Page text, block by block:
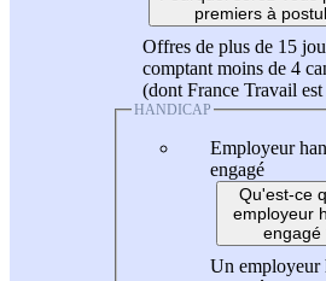
premiers à
Offres de plus de 15
comptant moins de 4
(dont France Travail
HANDICAP
Employeur
engagé
Qu'est-ce
employeur
engagé
Un employeur